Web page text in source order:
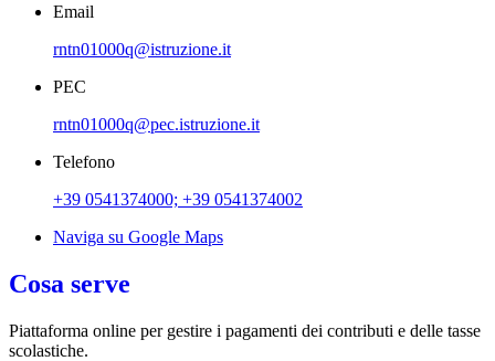
Email
rntn01000q@istruzione.it
PEC
rntn01000q@pec.istruzione.it
Telefono
+39 0541374000; +39 0541374002
Naviga su Google Maps
Cosa serve
Piattaforma online per gestire i pagamenti dei contributi e delle tasse
scolastiche.